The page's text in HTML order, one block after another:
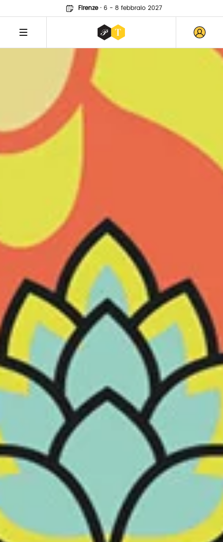
Firenze· 6 - 8 febbraio 2027